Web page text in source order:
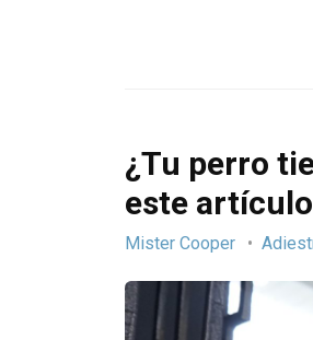
¿Tu perro
este artículo
Mister Cooper